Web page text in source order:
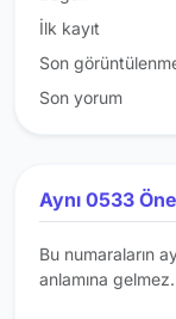
İlk kayıt
Son
Son yorum
Aynı 0533
Bu numaraların
anlamına gelmez.